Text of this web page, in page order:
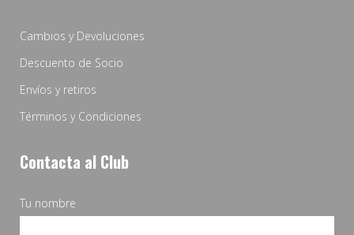
Cambios y Devoluciones
Descuento de Socio
Envíos y retiros
Términos y Condiciones
Contacta al Club
Tu nombre